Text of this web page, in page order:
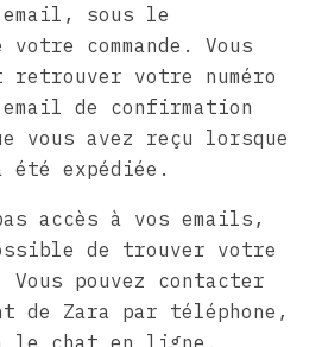
sous le
commande. Vous
retrouver votre numéro
de confirmation
vous avez reçu lorsque
été expédiée.
accès à vos emails,
de trouver votre
pouvez contacter
Zara par téléphone,
le chat en ligne.